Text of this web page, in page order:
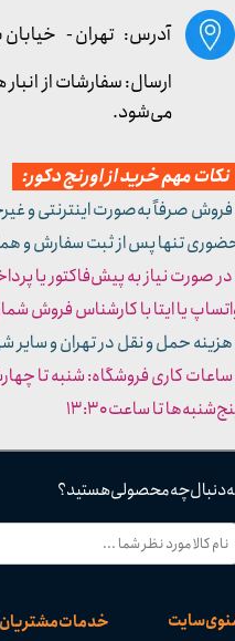
خدمات مشتریان سایت
دنبال چه محصولی هستید؟
آدرس: تهران -
مهم خرید از اورنج دکور:
صرفاً به‌صورت اینترنتی و
تنها پس از ثبت سفارش و
صورت نیاز به پیش‌فاکتور یا
یا ایتا با کارشناس فروش شماره ۱ تماس
حمل و نقل در تهران و
تا ساعت ۱۳:۳۰​​​​​​​
ارسال: سفارشات از
می‌شود.